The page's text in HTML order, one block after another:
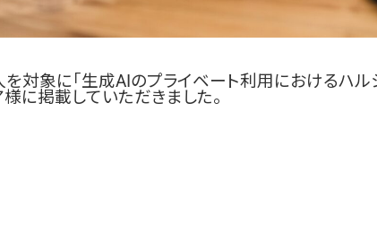
対象に「生成AIのプライベート利用におけるハ
に掲載していただきました。